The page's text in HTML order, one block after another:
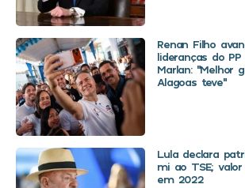
Renan Filho
lideranças do
Marlan: “Melhor
Alagoas teve”
Lula declara
mi ao TSE;
em 2022